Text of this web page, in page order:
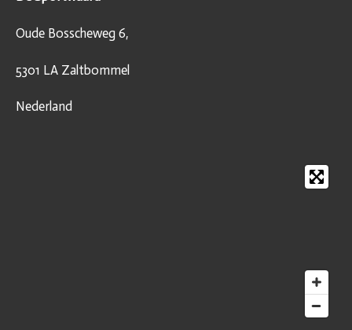
Oude Bosscheweg 6,
5301 LA Zaltbommel
Nederland